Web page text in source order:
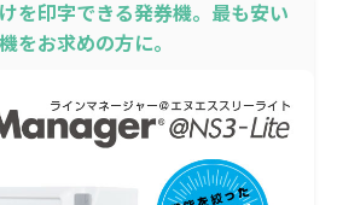
を印字できる発券機。最も安い
をお求めの方に。